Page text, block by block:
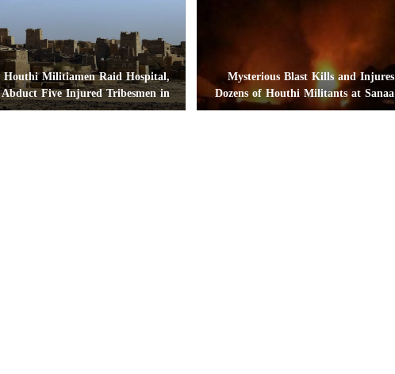
Mysterious Blast Kills and Injures
Dozens of Houthi Militants at Sanaa
Weapons Cache
Houthi Militiamen Raid Hospital,
Abduct Five Injured Tribesmen in
Saada